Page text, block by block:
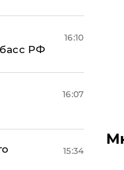
РФ
16:10
16:07
15:34